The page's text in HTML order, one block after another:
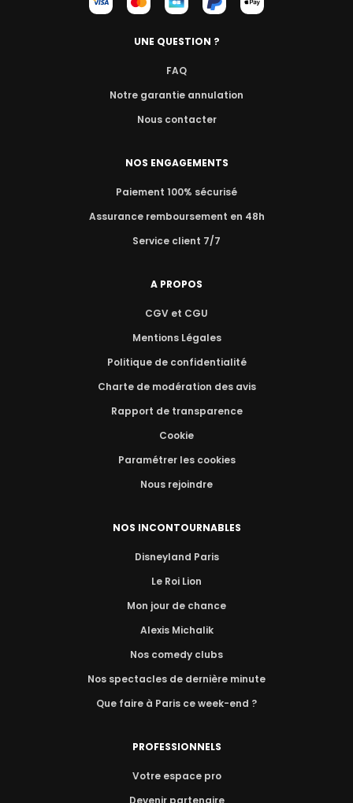
UNE QUESTION ?
FAQ
Notre garantie annulation
Nous contacter
NOS ENGAGEMENTS
Paiement 100% sécurisé
Assurance remboursement en 48h
Service client 7/7
A PROPOS
CGV et CGU
Mentions Légales
Politique de confidentialité
Charte de modération des avis
Rapport de transparence
Cookie
Paramétrer les cookies
Nous rejoindre
NOS INCONTOURNABLES
Disneyland Paris
Le Roi Lion
Mon jour de chance
Alexis Michalik
Nos comedy clubs
Nos spectacles de dernière minute
Que faire à Paris ce week-end ?
PROFESSIONNELS
Votre espace pro